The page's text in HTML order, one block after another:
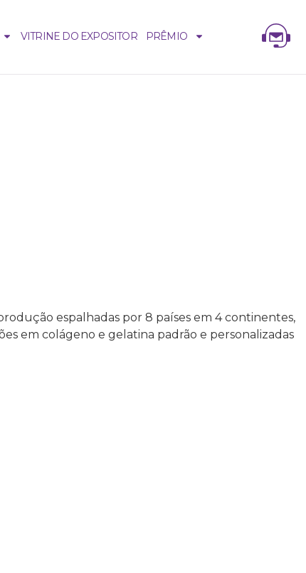
VITRINE DO EXPOSITOR PRÊMIO
espalhadas por 8 países em 4 continentes,
em colágeno e gelatina padrão e personalizadas